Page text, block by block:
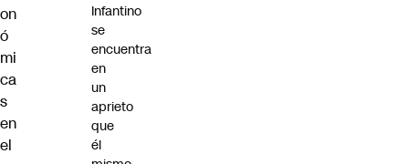
on
ó
mi
ca
s
en
el
Infantino
se
encuentra
en
un
aprieto
que
él